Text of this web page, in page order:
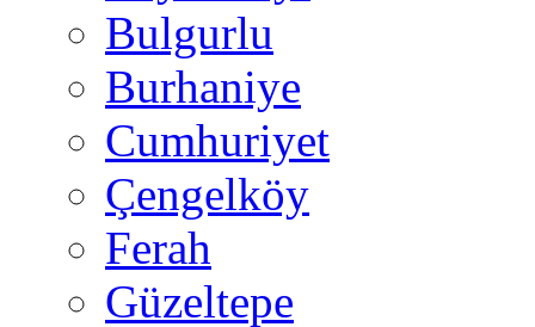
Bulgurlu
Burhaniye
Cumhuriyet
Çengelköy
Ferah
Güzeltepe